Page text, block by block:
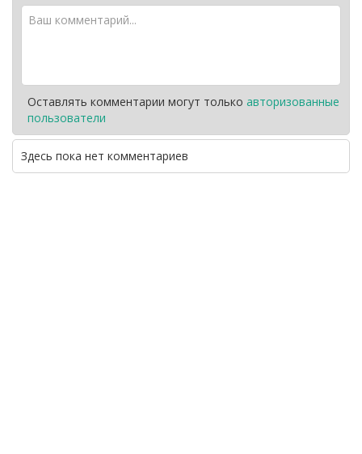
Оставлять комментарии могут только авторизованные
пользователи
Здесь пока нет комментариев